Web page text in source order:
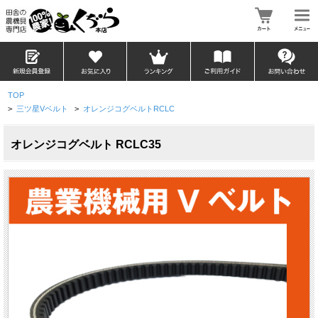
TOP
> 三ツ星Vベルト > オレンジコグベルトRCLC
オレンジコグベルト RCLC35